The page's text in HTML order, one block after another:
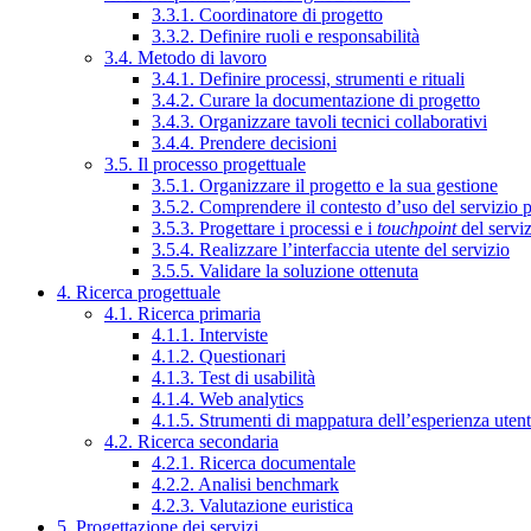
3.3.1. Coordinatore di progetto
3.3.2. Definire ruoli e responsabilità
3.4. Metodo di lavoro
3.4.1. Definire processi, strumenti e rituali
3.4.2. Curare la documentazione di progetto
3.4.3. Organizzare tavoli tecnici collaborativi
3.4.4. Prendere decisioni
3.5. Il processo progettuale
3.5.1. Organizzare il progetto e la sua gestione
3.5.2. Comprendere il contesto d’uso del servizio
3.5.3. Progettare i processi e i touchpointdel
3.5.4. Realizzare l’interfaccia utente del servizio
3.5.5. Validare la soluzione ottenuta
4. Ricerca progettuale
4.1. Ricerca primaria
4.1.1. Interviste
4.1.2. Questionari
4.1.3. Test di usabilità
4.1.4. Web analytics
4.1.5. Strumenti di mappatura dell’esperienza
4.2. Ricerca secondaria
4.2.1. Ricerca documentale
4.2.2. Analisi benchmark
4.2.3. Valutazione euristica
5. Progettazione dei servizi